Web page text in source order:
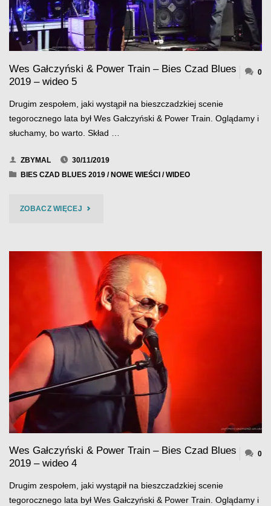
Wes Gałczyński & Power Train – Bies Czad Blues
2019 – wideo 5
0
Drugim zespołem, jaki wystąpił na bieszczadzkiej scenie
tegorocznego lata był Wes Gałczyński & Power Train. Oglądamy i
słuchamy, bo warto. Skład …
ZBYMAL
30/11/2019
BIES CZAD BLUES 2019/ NOWE WIEŚCI /WIDEO
ZOBACZ WIĘCEJ"WES
POWER
TRAIN
–
CZAD
BLUES
–
5"
Wes Gałczyński & Power Train – Bies Czad Blues
2019 – wideo 4
0
Drugim zespołem, jaki wystąpił na bieszczadzkiej scenie
tegorocznego lata był Wes Gałczyński & Power Train. Oglądamy i